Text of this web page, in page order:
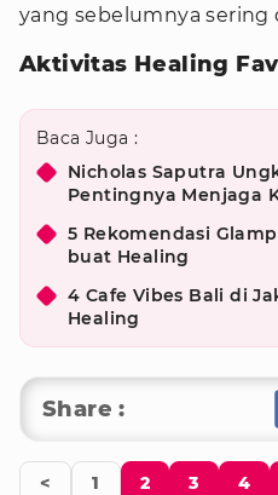
yang sebelumnya sering
Aktivitas Healing
Baca Juga :
Nicholas Saputra
Pentingnya Menjaga
5 Rekomendasi
buat Healing
4 Cafe Vibes Bali di
Healing
Share :
< 1 2 3 4